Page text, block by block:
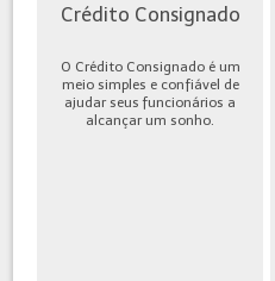
Crédito Consignado
O Crédito Consignado é um
meio simples e confiável de
ajudar seus funcionários a
alcançar um sonho.